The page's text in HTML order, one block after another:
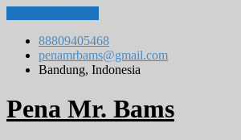
88809405468
penamrbams@gmail.com
Bandung, Indonesia
Pena Mr. Bams